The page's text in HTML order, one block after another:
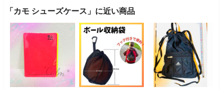
「カモ シューズケース」に近い商品